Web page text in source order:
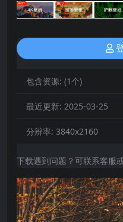
包含资源: (1个)
最近更新: 2025-03-25
分辨率: 3840x2160
下载遇到问题？可联系客服